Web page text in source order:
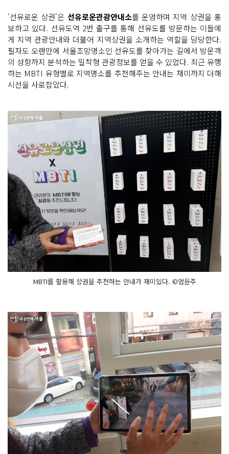
'선유로운 상권'은 선유로운관광안내소를 운영하며 지역 상권을 홍
보하고 있다. 선유도역 2번 출구를 통해 선유도를 방문하는 이들에
게 지역 관광안내와 더불어 지역상권을 소개하는 역할을 담당한다.
필자도 오랜만에 서울조망명소인 선유도를 찾아가는 길에서 방문객
의 성향까지 분석하는 밀착형 관광정보를 얻을 수 있었다. 최근 유행
하는 MBTI 유형별로 지역명소를 추천해주는 안내는 재미까지 더해
시선을 사로잡았다.
MBTI를 활용해 상권을 추천하는 안내가 재미있다. ©엄윤주